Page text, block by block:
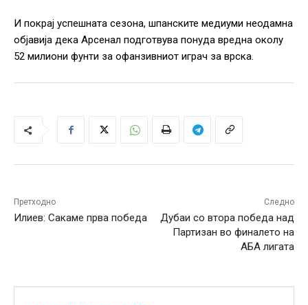
И покрај успешната сезона, шпанските медиуми неодамна
објавија дека Арсенал подготвува понуда вредна околу
52 милиони фунти за офанзивниот играч за врска.
Претходно
Илиев: Сакаме прва победа
Следно
Дубаи со втора победа над
Партизан во финалето на
АБА лигата